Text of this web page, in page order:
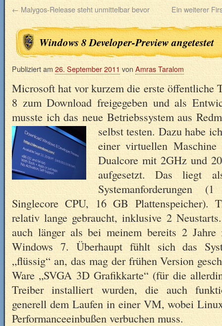
← Malygos-Release steht unmittelbar bevor Ein weiterer
Windows 8 Developer-Preview angetestet
Publiziert am 26. September 2011 von Amras Taralom
Microsoft hat vor kurzem die erste öffentliche
8 zum Download freigegeben und als
musste ich das neue Betriebssystem aus
selbst testen. Dazu habe
einer virtuellen
Dualcore mit 2GHz und
aufgesetzt. Das liegt
Singlecore CPU, 16 GB Plattenspeicher).
relativ lange gebraucht, inklusive 2
auch länger als bei meinem bereits 2
Windows 7. Überhaupt fühlt sich das
„flüssig“ an, das mag der frühen Version
Ware „SVGA 3D Grafikkarte“ (für die
Treiber installiert wurden, die auch
generell dem Laufen in einer VM, wobei
Performanceeinbußen verbuchen muss.